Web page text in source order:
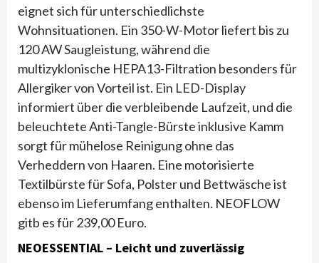
eignet sich für unterschiedlichste
Wohnsituationen. Ein 350-W-Motor liefert bis zu
120 AW Saugleistung, während die
multizyklonische HEPA13-Filtration besonders für
Allergiker von Vorteil ist. Ein LED-Display
informiert über die verbleibende Laufzeit, und die
beleuchtete Anti-Tangle-Bürste inklusive Kamm
sorgt für mühelose Reinigung ohne das
Verheddern von Haaren. Eine motorisierte
Textilbürste für Sofa, Polster und Bettwäsche ist
ebenso im Lieferumfang enthalten. NEOFLOW
gitb es für 239,00 Euro.
NEOESSENTIAL – Leicht und zuverlässig